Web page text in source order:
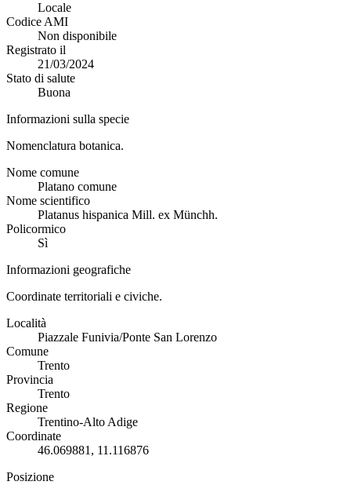
Locale
Codice AMI
Non disponibile
Registrato il
21/03/2024
Stato di salute
Buona
Informazioni sulla specie
Nomenclatura botanica.
Nome comune
Platano comune
Nome scientifico
Platanus hispanica Mill. ex Münchh.
Policormico
Sì
Informazioni geografiche
Coordinate territoriali e civiche.
Località
Piazzale Funivia/Ponte San Lorenzo
Comune
Trento
Provincia
Trento
Regione
Trentino-Alto Adige
Coordinate
46.069881, 11.116876
Posizione